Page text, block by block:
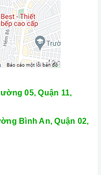
05, Quận 11,
Bình An, Quận 02,